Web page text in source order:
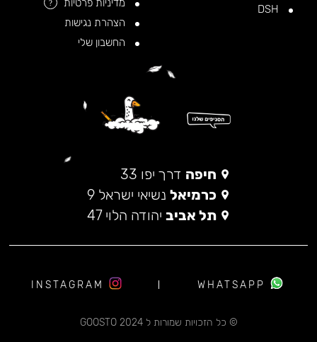
מדיניות פרטיות
?
הצהרת נגישות
החשבון שלי
חיפה דרך יפו 33
כרמיאל נשיאי ישראל 9
תל אביב יהודה הלוי 47
© כל הזכויות שמורות ל 2024 GOOSTO
WHATSAPP
INSTAGRAM